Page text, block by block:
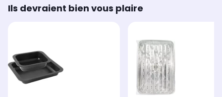
Ils devraient bien vous plaire